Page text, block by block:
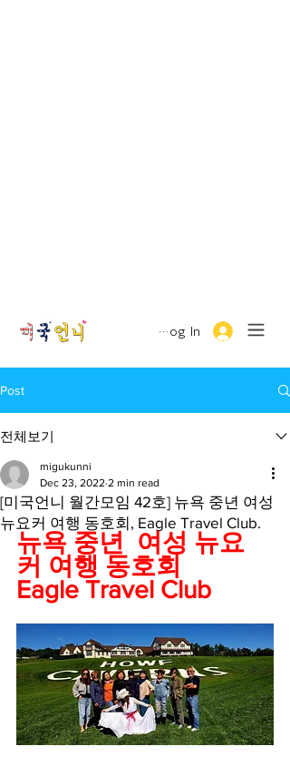
Log In
Post
전체보기
[미국언니 월간모임 42호] 뉴욕 중년 여성
뉴요커 여행 동호회, Eagle Travel Club.
migukunni
Dec 23, 2022 2 min read
뉴욕 중년  여성 뉴요
커 여행 동호회
Eagle Travel Club